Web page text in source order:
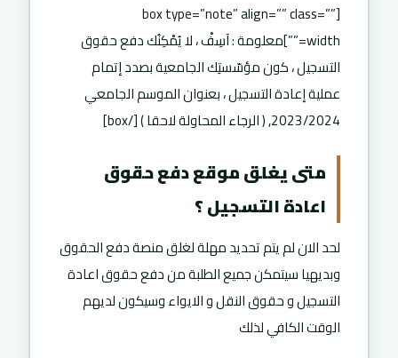
[box type=”note” align=”” class=””
width=””]معلومة : آسِفْ ، لا يُمْكِنُك دفع حقوق
التسجيل ، كون مؤسّستِك الجامعية بصدد إتمام
عملية إعادة التسجيل ، بعنوان الموسم الجامعي
2023/2024, ( الرجاء المحاولة لاحقا ) [/box]
متى يغلق موقع دفع حقوق
اعادة التسجيل ؟
لحد الان لم يتم تحديد مهلة لغلق منصة دفع الحقوق
وبديهيا سيتمكن جميع الطلبة من دفع حقوق اعادة
التسجيل و حقوق النقل و الايواء وسيكون لديهم
الوقت الكافي لذلك